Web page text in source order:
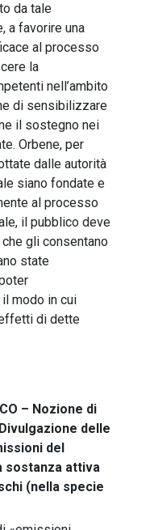
da tale
a favorire una
al processo
la
nell’ambito
di sensibilizzare
il sostegno nei
Orbene, per
dalle autorità
siano fondate e
al processo
il pubblico deve
gli consentano
state
modo in cui
di dette
– Nozione di
delle
del
sostanza attiva
(nella specie